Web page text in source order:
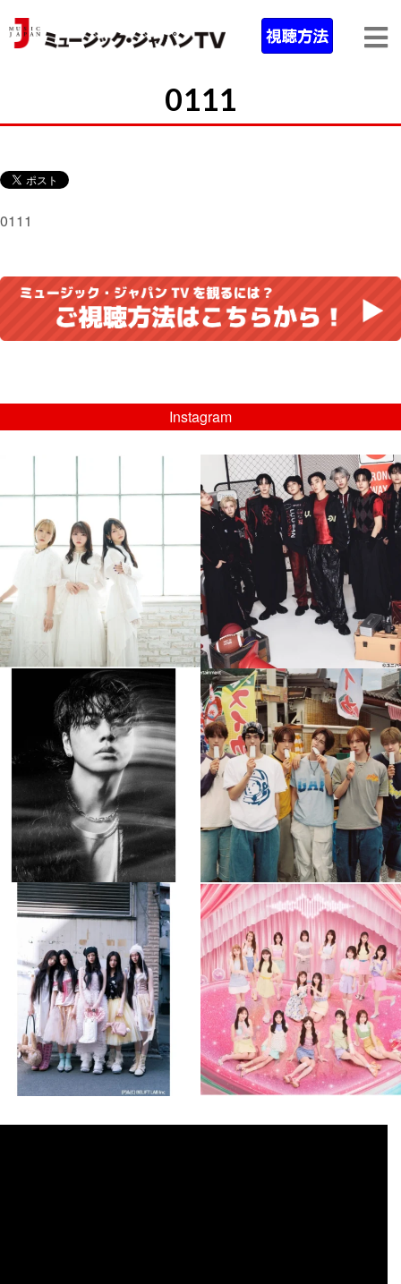
0111
0111
Instagram
...
8月 4
4 0
musicjapantv
💡08/05(水)23:00特番放送！
...
8月 4
4 0
musicjapantv
💡8月特番放送決定！
...
8月 4
110 0
musicjapantv
💡8月特番放送決定！
...
8月 4
5 0
musicjapantv
💡8月特番放送決定！
8月 4
1 0
musicjapantv
💡8月特番放送決定！
...
8月 4
1 0